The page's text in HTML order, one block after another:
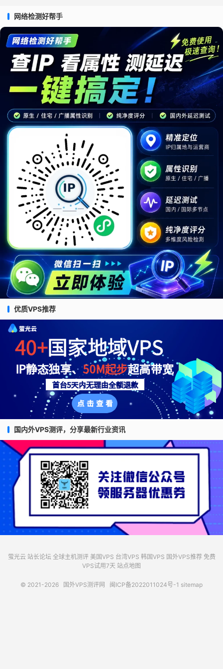
网络检测好帮手
优质VPS推荐
国内外VPS测评，分享最新行业资讯
萤光云 站长论坛 全球主机测评 美国VPS 台湾VPS 韩国VPS 国外VPS推荐 免费
VPS试用7天 站点地图
© 2021-2026 国外VPS测评网 闽ICP备2022011024号-1 sitemap